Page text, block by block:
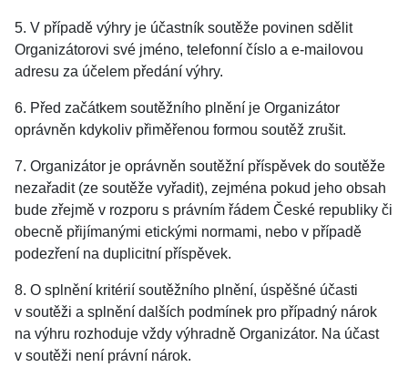
5. V případě výhry je účastník soutěže povinen sdělit
Organizátorovi své jméno, telefonní číslo a e‑mailovou
adresu za účelem předání výhry.
6. Před začátkem soutěžního plnění je Organizátor
oprávněn kdykoliv přiměřenou formou soutěž zrušit.
7. Organizátor je oprávněn soutěžní příspěvek do soutěže
nezařadit (ze soutěže vyřadit), zejména pokud jeho obsah
bude zřejmě v rozporu s právním řádem České republiky či
obecně přijímanými etickými normami, nebo v případě
podezření na duplicitní příspěvek.
8. O splnění kritérií soutěžního plnění, úspěšné účasti
v soutěži a splnění dalších podmínek pro případný nárok
na výhru rozhoduje vždy výhradně Organizátor. Na účast
v soutěži není právní nárok.